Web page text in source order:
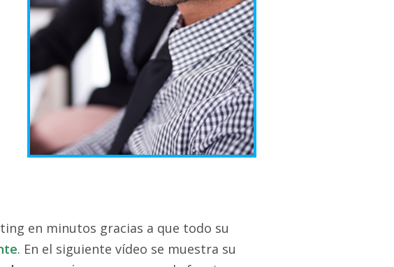
en minutos gracias a que todo su
. En el siguiente vídeo se muestra su